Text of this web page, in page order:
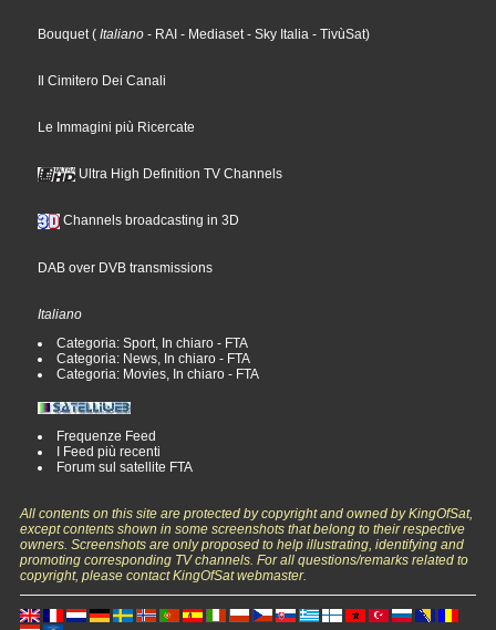
Bouquet ( Italiano - RAI - Mediaset - Sky Italia - TivùSat)
Il Cimitero Dei Canali
Le Immagini più Ricercate
Ultra High Definition TV Channels
Channels broadcasting in 3D
DAB over DVB transmissions
Italiano
Categoria: Sport, In chiaro - FTA
Categoria: News, In chiaro - FTA
Categoria: Movies, In chiaro - FTA
Frequenze Feed
I Feed più recenti
Forum sul satellite FTA
All contents on this site are protected by copyright and owned by KingOfSat,
except contents shown in some screenshots that belong to their respective
owners. Screenshots are only proposed to help illustrating, identifying and
promoting corresponding TV channels. For all questions/remarks related to
copyright, please contact KingOfSat webmaster.